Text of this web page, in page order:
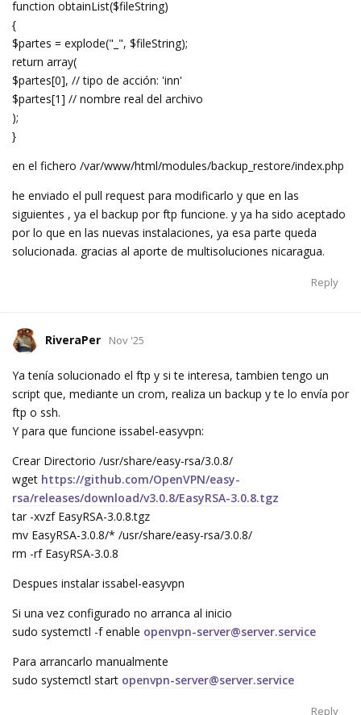
function obtainList($fileString)
{
$partes = explode("_", $fileString);
return array(
$partes[0], // tipo de acción: 'inn'
$partes[1] // nombre real del archivo
);
}
en el fichero /var/www/html/modules/backup_restore/index.php
he enviado el pull request para modificarlo y que en las
siguientes , ya el backup por ftp funcione. y ya ha sido aceptado
por lo que en las nuevas instalaciones, ya esa parte queda
solucionada. gracias al aporte de multisoluciones nicaragua.
Reply
RiveraPer Nov '25
Ya tenía solucionado el ftp y si te interesa, tambien tengo un
script que, mediante un crom, realiza un backup y te lo envía por
ftp o ssh.
Y para que funcione issabel-easyvpn:
Crear Directorio /usr/share/easy-rsa/3.0.8/
wget https://github.com/OpenVPN/easy-
rsa/releases/download/v3.0.8/EasyRSA-3.0.8.tgz
tar -xvzf EasyRSA-3.0.8.tgz
mv EasyRSA-3.0.8/* /usr/share/easy-rsa/3.0.8/
rm -rf EasyRSA-3.0.8
Despues instalar issabel-easyvpn
Si una vez configurado no arranca al inicio
sudo systemctl -f enable openvpn-server@server.service
Para arrancarlo manualmente
sudo systemctl start openvpn-server@server.service
Reply